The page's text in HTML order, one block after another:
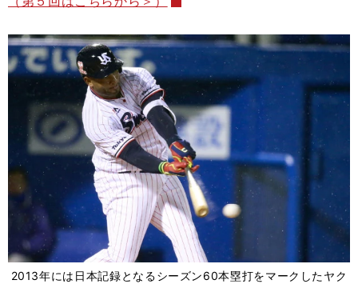
2013年には日本記録となるシーズン60本塁打をマークしたヤク